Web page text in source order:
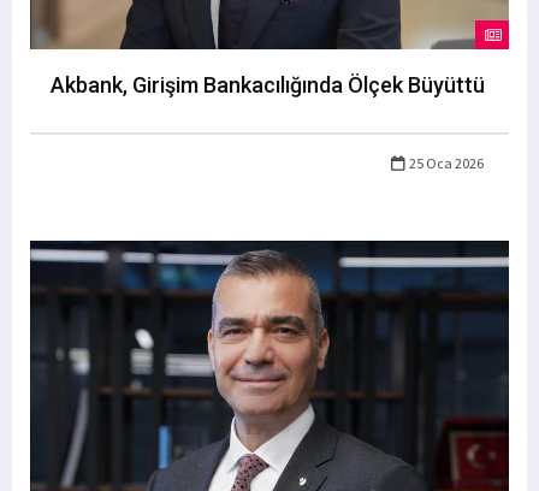
Akbank, Girişim Bankacılığında Ölçek Büyüttü
25 Oca 2026